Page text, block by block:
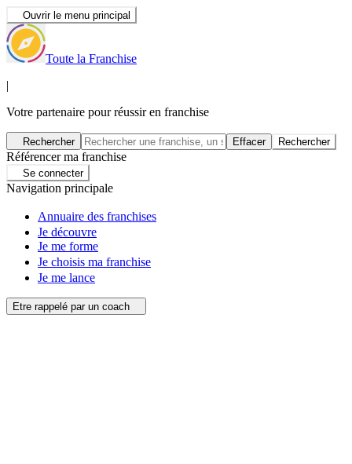
Ouvrir le menu principal
Toute la Franchise
|
Votre partenaire pour réussir en franchise
Rechercher Effacer Rechercher
Référencer ma franchise
Se connecter
Navigation principale
Annuaire des franchises
Je découvre
Je me forme
Je choisis ma franchise
Je me lance
Etre rappelé par un coach